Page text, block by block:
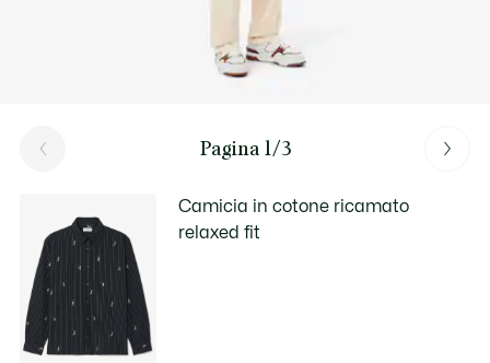
Pagina 1/3
Camicia in cotone ricamato
relaxed fit